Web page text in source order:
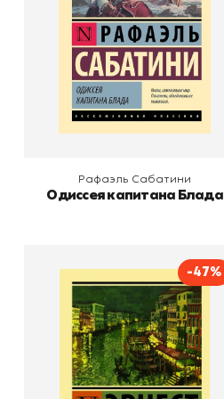
В корзину
Рафаэль Сабатини
Одиссея капитана Блада
-47%
За рекой, в тени деревьев
Эрнест Хемингуэй
Издательство